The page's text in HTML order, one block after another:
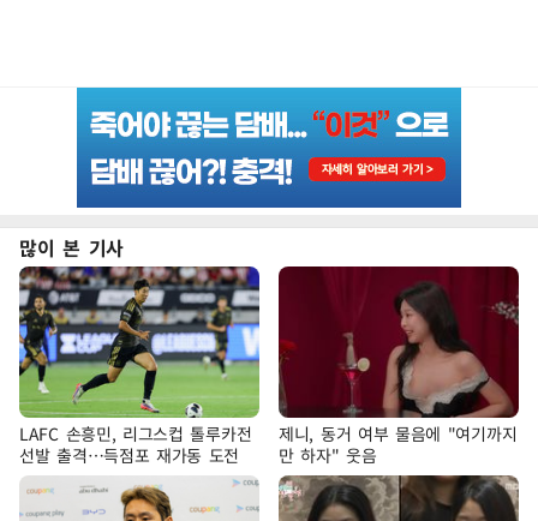
많이 본 기사
LAFC 손흥민, 리그스컵 톨루카전
선발 출격…득점포 재가동 도전
제니, 동거 여부 물음에 "여기까지
만 하자" 웃음